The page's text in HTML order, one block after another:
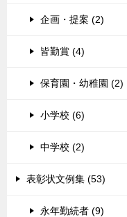
企画・提案 (2)
皆勤賞 (4)
保育園・幼稚園 (2)
小学校 (6)
中学校 (2)
表彰状文例集 (53)
永年勤続者 (9)